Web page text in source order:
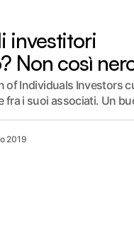
investitori
Non così
of Individuals Investors
fra i suoi associati. Un
2019